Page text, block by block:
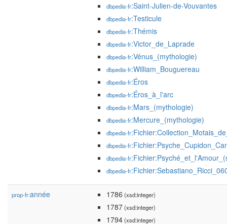
dbpedia-fr:Saint-Julien-de-Vouvantes
dbpedia-fr:Testicule
dbpedia-fr:Thémis
dbpedia-fr:Victor_de_Laprade
dbpedia-fr:Vénus_(mythologie)
dbpedia-fr:William_Bouguereau
dbpedia-fr:Éros
dbpedia-fr:Éros_à_l'arc
dbpedia-fr:Mars_(mythologie)
dbpedia-fr:Mercure_(mythologie)
dbpedia-fr
dbpedia-fr
dbpedia-fr
dbpedia-fr
prop-fr:année 1786 (xsd:integer)
1787(xsd:integer)
1794(xsd:integer)